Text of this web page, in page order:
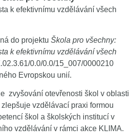
k efektivnímu vzdělávání všech
do projektu Škola pro všechny:
k efektivnímu vzdělávání všech
0.0/0.0/15_007/0000210
Evropskou unií.
zvyšování otevřenosti škol v oblasti
vzdělávací praxi formou
škol a školských institucí v
vzdělávání v rámci akce KLIMA.